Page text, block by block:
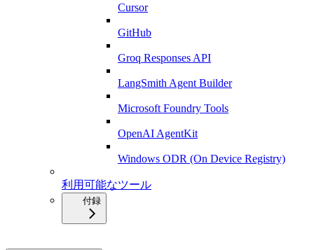
Cursor
GitHub
Groq Responses API
LangSmith Agent Builder
Microsoft Foundry Tools
OpenAI AgentKit
Windows ODR (On Device Registry)
利用可能なツール
付録